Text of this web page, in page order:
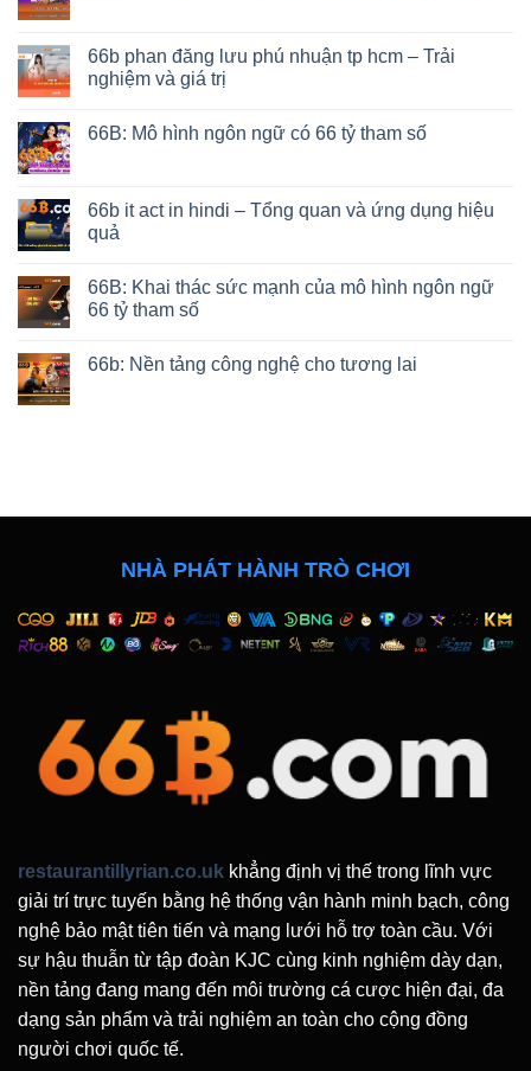
66b phan đăng lưu phú nhuận tp hcm – Trải
nghiệm và giá trị
66B: Mô hình ngôn ngữ có 66 tỷ tham số
66b it act in hindi – Tổng quan và ứng dụng hiệu
quả
66B: Khai thác sức mạnh của mô hình ngôn ngữ
66 tỷ tham số
66b: Nền tảng công nghệ cho tương lai
NHÀ PHÁT HÀNH TRÒ CHƠI
restaurantillyrian.co.uk khẳng định vị thế trong lĩnh vực
giải trí trực tuyến bằng hệ thống vận hành minh bạch, công
nghệ bảo mật tiên tiến và mạng lưới hỗ trợ toàn cầu. Với
sự hậu thuẫn từ tập đoàn KJC cùng kinh nghiệm dày dạn,
nền tảng đang mang đến môi trường cá cược hiện đại, đa
dạng sản phẩm và trải nghiệm an toàn cho cộng đồng
người chơi quốc tế.